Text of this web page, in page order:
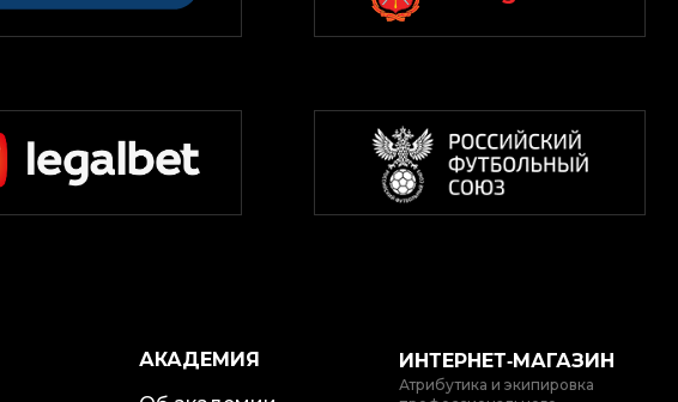
АКАДЕМИЯ
ИНТЕРНЕТ‑МАГАЗИН
Атрибутика и экипировка